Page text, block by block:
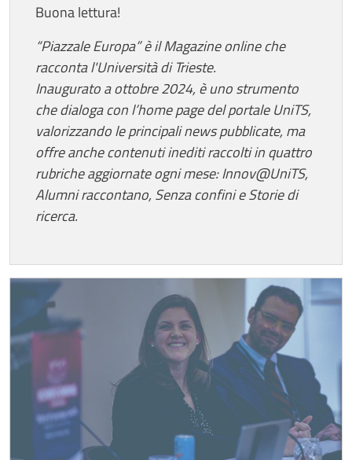
Buona lettura!
“Piazzale Europa” è il Magazine online che
racconta l'Università di Trieste.
Inaugurato a ottobre 2024, è uno strumento
che dialoga con l’home page del portale UniTS,
valorizzando le principali news pubblicate, ma
offre anche contenuti inediti raccolti in quattro
rubriche aggiornate ogni mese: Innov@UniTS,
Alumni raccontano, Senza confini e Storie di
ricerca.
Cards
Image